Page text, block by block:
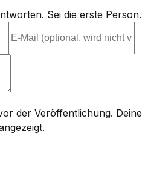
Sei die erste Person.
der Veröffentlichung. Deine